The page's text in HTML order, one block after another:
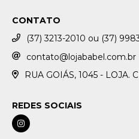
CONTATO
(37) 3213-2010 ou (37)
contato@lojababel.com.br
RUA GOIÁS, 1045 - LOJA.
REDES SOCIAIS